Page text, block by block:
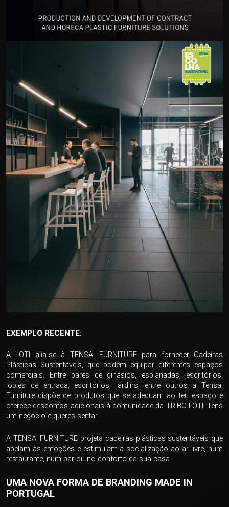
EXEMPLO RECENTE:
A LOTI alia-se à TENSAI FURNITURE para fornecer Cadeiras
Plásticas Sustentáveis, que podem equipar diferentes espaços
comerciais. Entre bares de ginásios, esplanadas, escritórios,
lobies de entrada, escritórios, jardins, entre outros a Tensai
Furniture dispõe de produtos que se adequam ao teu espaço e
oferece descontos adicionais à comunidade da TRIBO LOTI. Tens
um negócio e queres sentar
A TENSAI FURNITURE projeta cadeiras plásticas sustentáveis que
apelam às emoções e estimulam a socialização ao ar livre, num
restaurante, num bar ou no conforto da sua casa.
UMA NOVA FORMA DE BRANDING MADE IN
PORTUGAL